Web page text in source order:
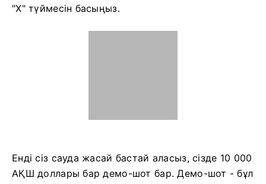
"X" түймесін басыңыз.
Енді сіз сауда жасай бастай аласыз, сізде 10 000